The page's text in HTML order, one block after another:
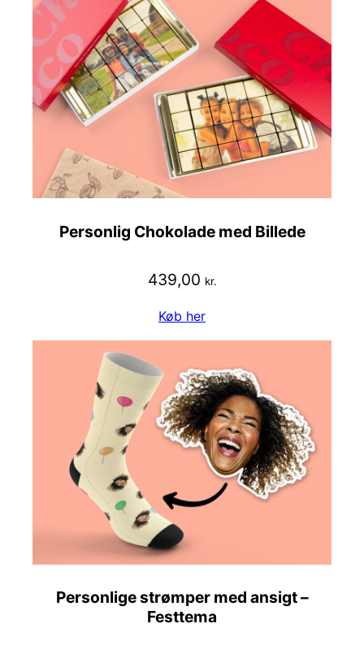
Personlig Chokolade med Billede
439,00 kr.
Køb her
Personlige strømper med ansigt –
Festtema